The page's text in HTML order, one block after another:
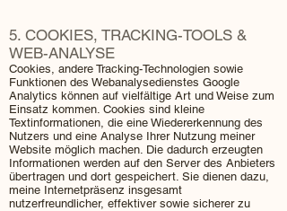
5. COOKIES, TRACKING-TOOLS &
WEB-ANALYSE
Cookies, andere Tracking-Technologien sowie
Funktionen des Webanalysedienstes Google
Analytics können auf vielfältige Art und Weise zum
Einsatz kommen. Cookies sind kleine
Textinformationen, die eine Wiedererkennung des
Nutzers und eine Analyse Ihrer Nutzung meiner
Website möglich machen. Die dadurch erzeugten
Informationen werden auf den Server des Anbieters
übertragen und dort gespeichert. Sie dienen dazu,
meine Internetpräsenz insgesamt
nutzerfreundlicher, effektiver sowie sicherer zu